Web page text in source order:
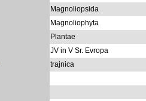
Magnoliopsida
Magnoliophyta
Plantae
JV in V Sr. Evropa
trajnica